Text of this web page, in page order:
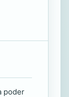
poder